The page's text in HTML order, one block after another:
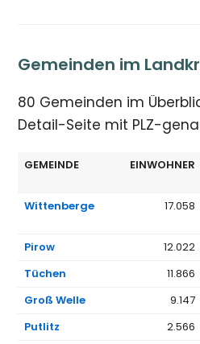
Gemeinden im
80 Gemeinden im
Detail-Seite mit PLZ-
GEMEINDE EINWOHNER
Wittenberge 17.058
Pirow 12.022
Tüchen
11.866
Groß Welle
9.147
Putlitz
2.566